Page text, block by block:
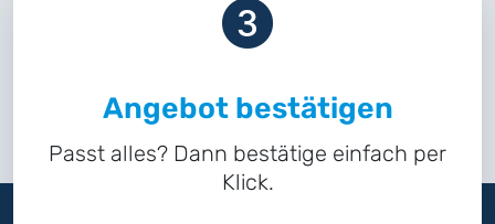
Angebot bestätigen
Passt alles? Dann bestätige einfach per
Klick.